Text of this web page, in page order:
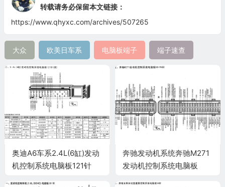
转载请务必保留本文链接：
https://www.qhyxc.com/archives/507265
大众 欧美日车系 电脑板端子 端子速查
奥迪A6车系2.4L(6缸)发动
机控制系统电脑板121针
奔驰发动机系统奔驰M271
发动机控制系统电脑板